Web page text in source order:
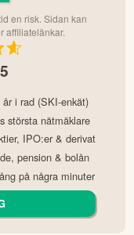
en risk. Sidan kan
affiliatelänkar.
år i rad (SKI-enkät)
största nätmäklare
IPO:er & derivat
pension & bolån
på några minuter